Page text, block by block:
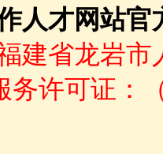
人才网站
建省龙岩
务许可证：